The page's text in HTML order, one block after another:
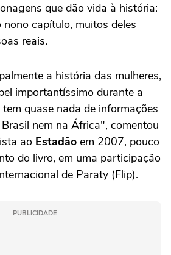
que dão vida à história:
capítulo, muitos deles
reais.
a história das mulheres,
importantíssimo durante a
quase nada de informações
nem na África", comentou
ao Estadão em 2007, pouco
do livro, em uma participação
de Paraty (Flip).
PUBLICIDADE